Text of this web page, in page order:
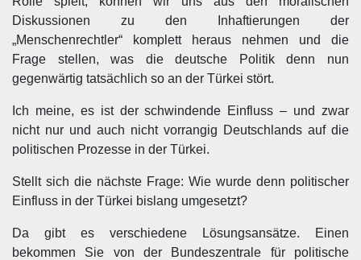
Diskussionen zu den Inhaftierungen der
„Menschenrechtler“ komplett heraus nehmen und die
Frage stellen, was die deutsche Politik denn nun
gegenwärtig tatsächlich so an der Türkei stört.
Ich meine, es ist der schwindende Einfluss – und zwar
nicht nur und auch nicht vorrangig Deutschlands auf die
politischen Prozesse in der Türkei.
Stellt sich die nächste Frage: Wie wurde denn politischer
Einfluss in der Türkei bislang umgesetzt?
Da gibt es verschiedene Lösungsansätze. Einen
bekommen Sie von der Bundeszentrale für politische